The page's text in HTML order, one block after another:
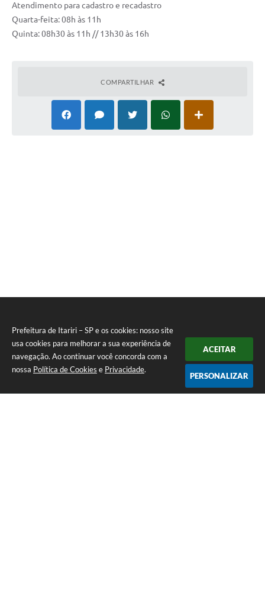
Prefeitura de Itariri – SP e os cookies: nosso site
usa cookies para melhorar a sua experiência de
navegação. Ao continuar você concorda com a
nossa Política de Cookies e Privacidade.
ACEITAR
PERSONALIZAR
Atendimento para cadastro e recadastro
Quarta-feita: 08h às 11h
Quinta: 08h30 às 11h // 13h30 às 16h
COMPARTILHAR